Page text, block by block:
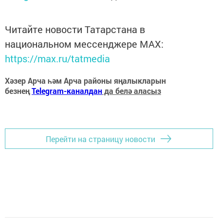
Читайте новости Татарстана в
национальном мессенджере MАХ:
https://max.ru/tatmedia
Хәзер Арча һәм Арча районы яңалыкларын
безнеңTelegram-каналданда белә аласыз
Перейти на страницу новости